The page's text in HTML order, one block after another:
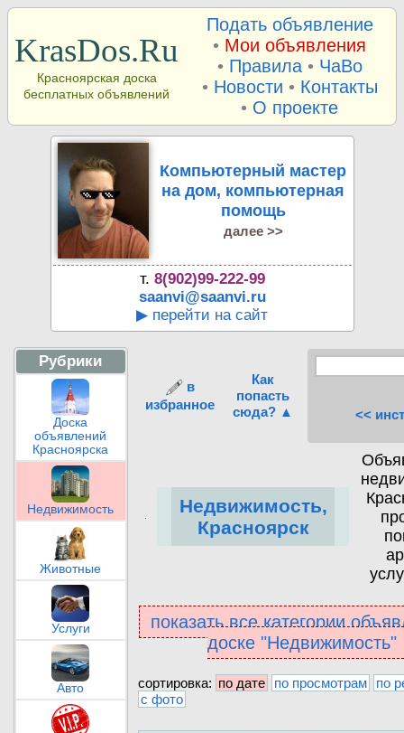
KrasDos.Ru
Красноярская доска
бесплатных объявлений
Подать объявление
• Мои объявления
• Правила• ЧаВо
• Новости • Контакты
• О проекте
Компьютерный мастер
на дом, компьютерная
помощь
далее >>
т. 8(902)99-222-99
saanvi@saanvi.ru
▶ перейти на сайт
Рубрики
Доска
объявлений
Красноярска
Недвижимость
Животные
Услуги
Авто
в
избранное
Как
попасть
сюда? ▲
<<
Недвижимость,
Красноярск
показать все категории
доске "Недвижимость"
сортировка: по дате по просмотрам
по
с фото